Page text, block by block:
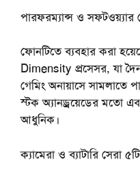
পারফরম্যান্স ও সফটওয়্যার
ফোনটিতে ব্যবহার করা
Dimensity প্রসেসর, যা
গেমিং অনায়াসে
স্টক অ্যানড্রয়েডের মতো
আধুনিক।
ক্যামেরা ও ব্যাটারি সেরা